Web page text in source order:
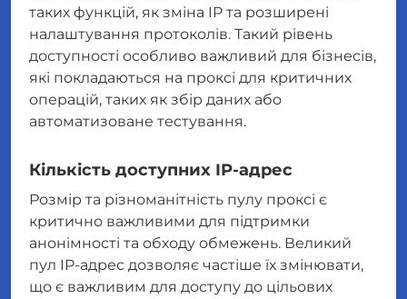
таких функцій, як зміна IP та розширені
налаштування протоколів. Такий рівень
доступності особливо важливий для бізнесів,
які покладаються на проксі для критичних
операцій, таких як збір даних або
автоматизоване тестування.
Кількість доступних IP-адрес
Розмір та різноманітність пулу проксі є
критично важливими для підтримки
анонімності та обходу обмежень. Великий
пул IP-адрес дозволяє частіше їх змінювати,
що є важливим для доступу до цільових